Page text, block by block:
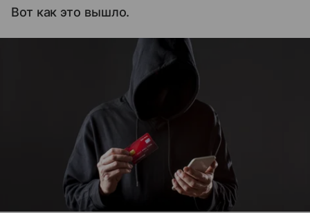
Вот как это вышло.